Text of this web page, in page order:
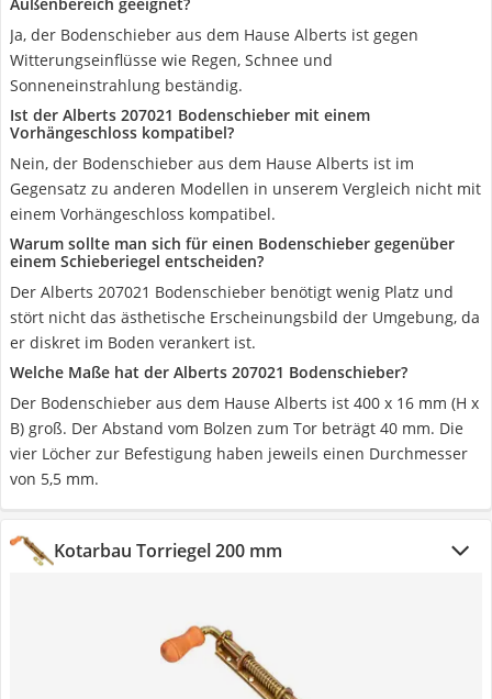
Ja, der Bodenschieber aus dem Hause Alberts ist gegen
Witterungseinflüsse wie Regen, Schnee und
Sonneneinstrahlung beständig.
Ist der Alberts 207021 Bodenschieber mit einem
Vorhängeschloss kompatibel?
Nein, der Bodenschieber aus dem Hause Alberts ist im
Gegensatz zu anderen Modellen in unserem Vergleich nicht mit
einem Vorhängeschloss kompatibel.
Warum sollte man sich für einen Bodenschieber gegenüber
einem Schieberiegel entscheiden?
Der Alberts 207021 Bodenschieber benötigt wenig Platz und
stört nicht das ästhetische Erscheinungsbild der Umgebung, da
er diskret im Boden verankert ist.
Welche Maße hat der Alberts 207021 Bodenschieber?
Der Bodenschieber aus dem Hause Alberts ist 400 x 16 mm (H x
B) groß. Der Abstand vom Bolzen zum Tor beträgt 40 mm. Die
vier Löcher zur Befestigung haben jeweils einen Durchmesser
von 5,5 mm.
Kotarbau Torriegel 200 mm